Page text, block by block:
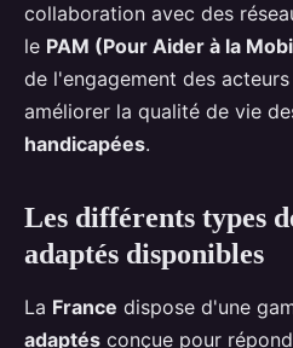
collaboration avec des
le PAM (Pour Aider à la
de l'engagement des
améliorer la qualité de vie
handicapées.
Les différents types
adaptés disponibles
La France dispose d'une
adaptés conçue pour